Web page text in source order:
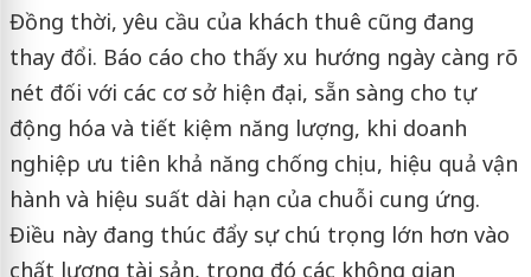
Đồng thời, yêu cầu của khách thuê cũng đang
thay đổi. Báo cáo cho thấy xu hướng ngày càng rõ
nét đối với các cơ sở hiện đại, sẵn sàng cho tự
động hóa và tiết kiệm năng lượng, khi doanh
nghiệp ưu tiên khả năng chống chịu, hiệu quả vận
hành và hiệu suất dài hạn của chuỗi cung ứng.
Điều này đang thúc đẩy sự chú trọng lớn hơn vào
chất lượng tài sản, trong đó các không gian